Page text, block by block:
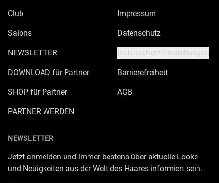
Club
Salons
NEWSLETTER
DOWNLOAD für Partner
SHOP für Partner
PARTNER WERDEN
Impressum
Datenschutz
Datenschutz Einstellungen
Barrierefreiheit
AGB
NEWSLETTER
Jetzt anmelden und immer bestens über aktuelle Looks
und Neuigkeiten aus der Welt des Haares informiert sein.